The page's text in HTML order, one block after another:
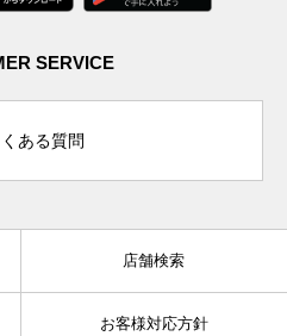
SERVICE
ある質問
店舗検索
お客様対応方針